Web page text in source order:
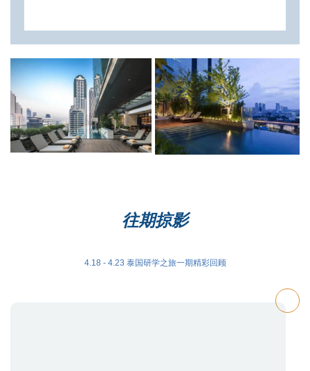
往期掠影
4.18 - 4.23 泰国研学之旅一期精彩回顾